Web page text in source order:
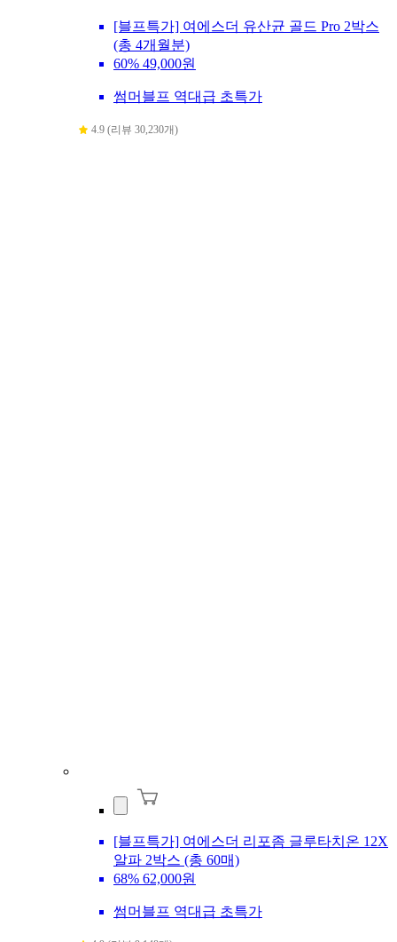
[블프특가] 여에스더 유산균 골드 Pro 2박스
(총 4개월분)
60% 49,000원
썸머블프 역대급 초특가
4.9 (리뷰 30,230개)
[블프특가] 여에스더 리포좀 글루타치온 12X
알파 2박스 (총 60매)
68% 62,000원
썸머블프 역대급 초특가